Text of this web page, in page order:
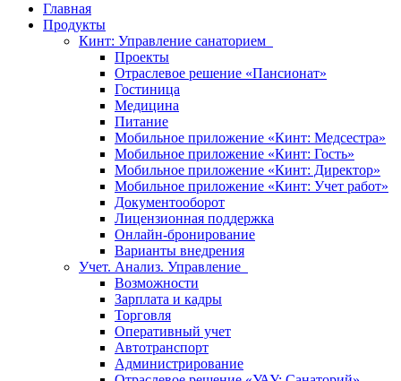
Главная
Продукты
Кинт: Управление санаторием
Проекты
Отраслевое решение «Пансионат»
Гостиница
Медицина
Питание
Мобильное приложение «Кинт: Медсестра»
Мобильное приложение «Кинт: Гость»
Мобильное приложение «Кинт: Директор»
Мобильное приложение «Кинт: Учет работ»
Документооборот
Лицензионная поддержка
Онлайн-бронирование
Варианты внедрения
Учет. Анализ. Управление
Возможности
Зарплата и кадры
Торговля
Оперативный учет
Автотранспорт
Администрирование